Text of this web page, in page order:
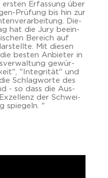
Er­fas­sung über
Prüfung bis hin zur
Die­
hat die Jury be­ein­
Be­reich auf
Mit die­sen
bes­ten An­bie­ter in
ge­wür­
"In­te­gri­tät" und
Schlag­wor­te des
- so dass die Aus­
der Schwei­
spie­geln. "